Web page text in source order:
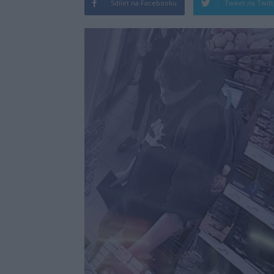
Sdílet na Facebooku Tweet na